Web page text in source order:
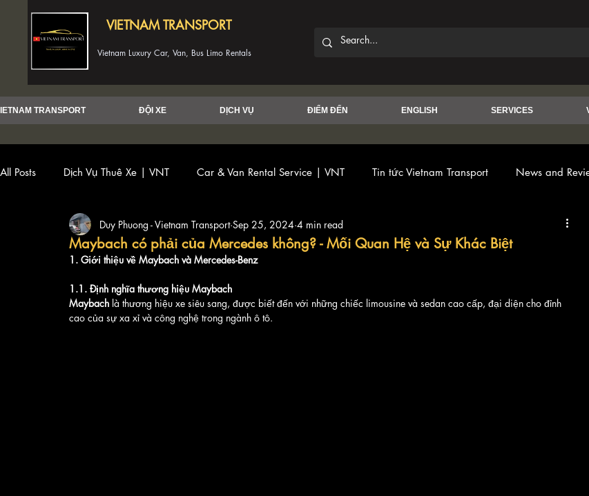
VIETNAM TRANSPORT
Vietnam Luxury Car, Van, Bus Limo Rentals
TRANSPORT ĐỘI XE DỊCH VỤ ĐIỂM ĐẾN ENGLISH SERVICES
All Posts Dịch Vụ Thuê Xe | VNT Car & Van Rental Service | VNT Tin tức Vietnam Transport News and
Maybach có phải của Mercedes không? - Mối Quan Hệ và Sự Khác Biệt
Duy Phuong - Vietnam Transport Sep 25, 2024 4 min read
1. Giới thiệu về Maybach và Mercedes-Benz
1.1. Định nghĩa thương hiệu Maybach
Maybach là thương hiệu xe siêu sang, được biết đến với những chiếc limousine và sedan cao cấp, đại diện cho đỉnh
cao của sự xa xỉ và công nghệ trong ngành ô tô.